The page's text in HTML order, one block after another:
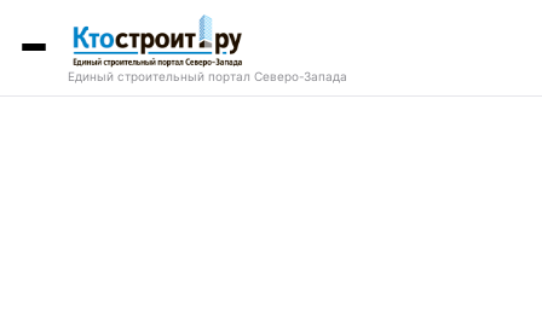
Единый строительный портал Северо-Запада